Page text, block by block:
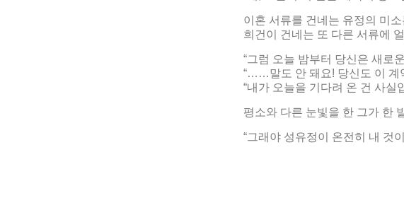
이혼 서류를 건네는 유정의 미소
희건이 건네는 또 다른 서류에
“그럼 오늘 밤부터 당신은 새로
“……말도 안 돼요! 당신도 이 계
“내가 오늘을 기다려 온 건 사실
평소와 다른 눈빛을 한 그가 한
“그래야 성유정이 온전히 내 것